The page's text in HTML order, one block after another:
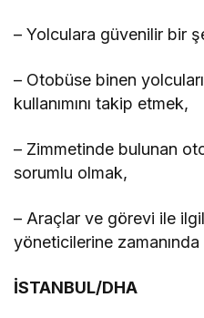
– Yolculara güvenilir bir
– Otobüse binen
kullanımını takip etmek,
– Zimmetinde bulunan
sorumlu olmak,
– Araçlar ve görevi ile
yöneticilerine zamanında
İSTANBUL/DHA